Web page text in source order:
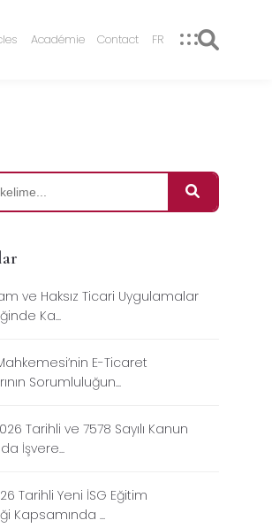
Académie Contact FR
ve Haksız Ticari Uygulamalar
Ka...
E-Ticaret
Sorumluluğun...
Tarihli ve 7578 Sayılı Kanun
İşvere...
Tarihli Yeni İSG Eğitim
Kapsamında ...